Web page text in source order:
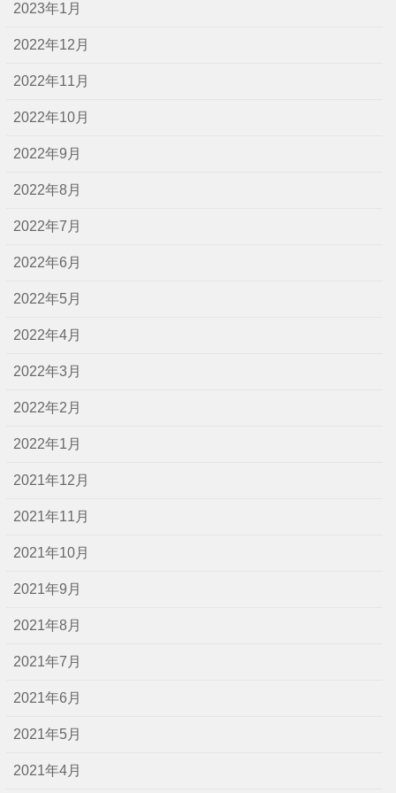
2023年1月
2022年12月
2022年11月
2022年10月
2022年9月
2022年8月
2022年7月
2022年6月
2022年5月
2022年4月
2022年3月
2022年2月
2022年1月
2021年12月
2021年11月
2021年10月
2021年9月
2021年8月
2021年7月
2021年6月
2021年5月
2021年4月